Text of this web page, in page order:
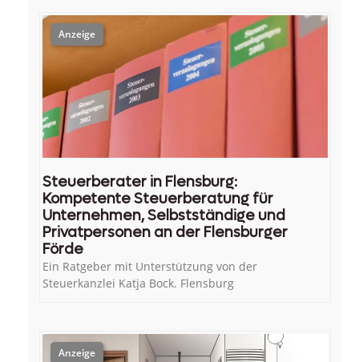
Steuerberater in Flensburg:
Kompetente Steuerberatung für
Unternehmen, Selbstständige und
Privatpersonen an der Flensburger
Förde
Ein Ratgeber mit Unterstützung von der
Steuerkanzlei Katja Bock. Flensburg